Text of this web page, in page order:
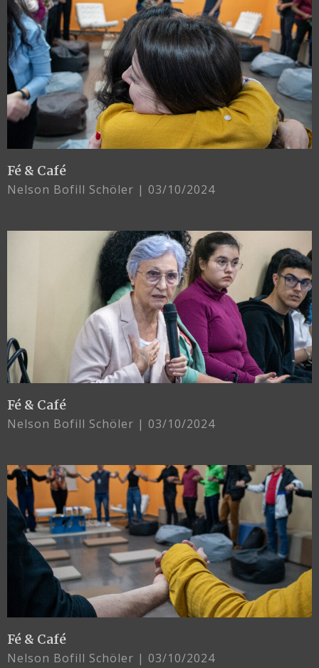
Fé & Café
Nelson Bofill Schöler 03/10/2024
Fé & Café
Nelson Bofill Schöler 03/10/2024
Fé & Café
Nelson Bofill Schöler 03/10/2024